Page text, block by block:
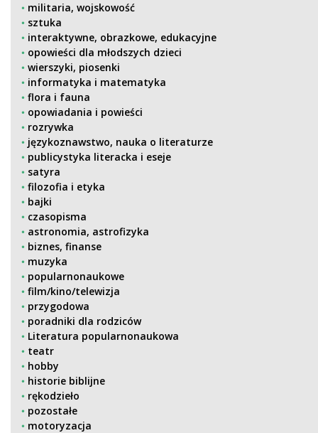
militaria, wojskowość
sztuka
interaktywne, obrazkowe, edukacyjne
opowieści dla młodszych dzieci
wierszyki, piosenki
informatyka i matematyka
flora i fauna
opowiadania i powieści
rozrywka
językoznawstwo, nauka o literaturze
publicystyka literacka i eseje
satyra
filozofia i etyka
bajki
czasopisma
astronomia, astrofizyka
biznes, finanse
muzyka
popularnonaukowe
film/kino/telewizja
przygodowa
poradniki dla rodziców
Literatura popularnonaukowa
teatr
hobby
historie biblijne
rękodzieło
pozostałe
motoryzacja